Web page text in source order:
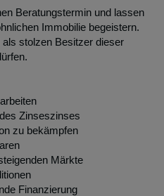
Beratungstermin und lassen
Immobilie begeistern.
stolzen Besitzer dieser
Zinseszinses
zu bekämpfen
Märkte
Finanzierung